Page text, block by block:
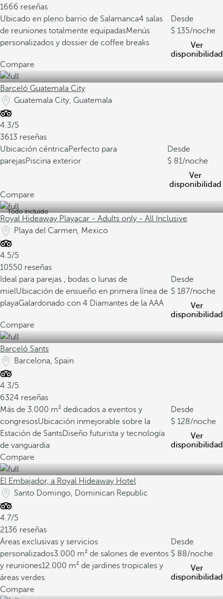
1666 reseñas
Ubicado en pleno barrio de Salamanca4 salas
de reuniones totalmente equipadasMenús
personalizados y dossier de coffee breaks
Desde
135/noche
Ver
disponibilidad
Compare
Barceló Guatemala City
Guatemala City, Guatemala
4.3/5
3613 reseñas
Ubicación céntricaPerfecto para
parejasPiscina exterior
Desde
81/noche
Ver
disponibilidad
Compare
Todo incluido
Royal Hideaway Playacar - Adults only - All Inclusive
Playa del Carmen, Mexico
4.5/5
10550 reseñas
Ideal para parejas , bodas o lunas de
mielUbicación de ensueño en primera línea de
playaGalardonado con 4 Diamantes de la AAA
Desde
187/noche
Ver
disponibilidad
Compare
Barceló Sants
Barcelona, Spain
4.3/5
6324 reseñas
Más de 3.000 m² dedicados a eventos y
congresosUbicación inmejorable sobre la
Estación de SantsDiseño futurista y tecnología
de vanguardia
Desde
128/noche
Ver
disponibilidad
Compare
El Embajador, a Royal Hideaway Hotel
Santo Domingo, Dominican Republic
4.7/5
2136 reseñas
Áreas exclusivas y servicios
personalizados3.000 m² de salones de eventos
y reuniones12.000 m² de jardines tropicales y
áreas verdes
Desde
88/noche
Ver
disponibilidad
Compare